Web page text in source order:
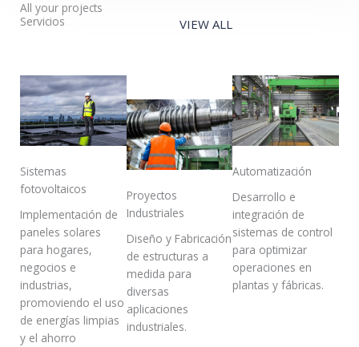
All your projects
Servicios
VIEW ALL
Sistemas
fotovoltaicos
Implementación de
paneles solares
para hogares,
negocios e
industrias,
promoviendo el uso
de energías limpias
y el ahorro
Proyectos
Industriales
Diseño y Fabricación
de estructuras a
medida para
diversas
aplicaciones
industriales.
Automatización
Desarrollo e
integración de
sistemas de control
para optimizar
operaciones en
plantas y fábricas.